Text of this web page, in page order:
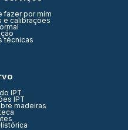
fazer por mim
e calibrações
técnicas
IPT
IPT
madeiras